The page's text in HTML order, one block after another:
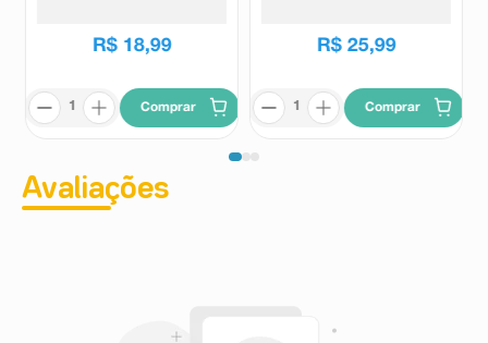
R$ 18,99
Comprar
R$ 25,99
Comprar
Avaliações